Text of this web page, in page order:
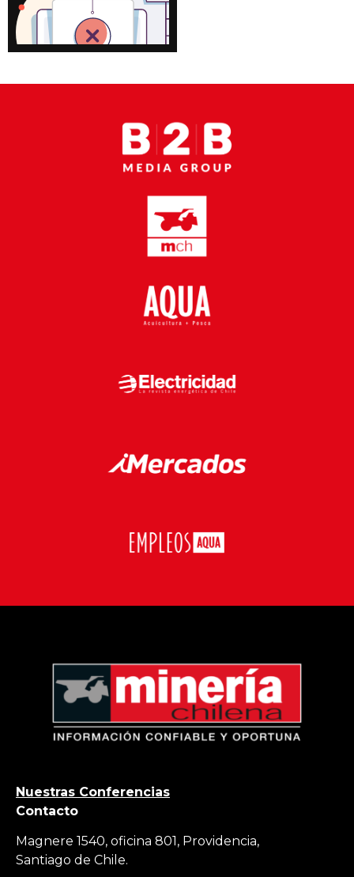
Nuestras Conferencias
Contacto
Magnere 1540, oficina 801, Providencia,
Santiago de Chile.